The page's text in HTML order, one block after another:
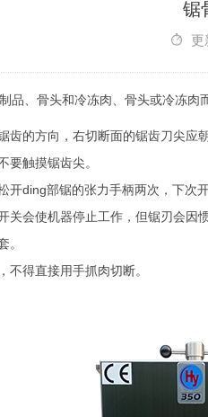
锯
更
品、骨头和冷冻肉、骨头或冷冻
齿的方向，右切断面的锯齿刀尖应朝
要触摸锯齿尖。
开ding部锯的张力手柄两次，下次
关会使机器停止工作，但锯刃会因
。
不得直接用手抓肉切断。